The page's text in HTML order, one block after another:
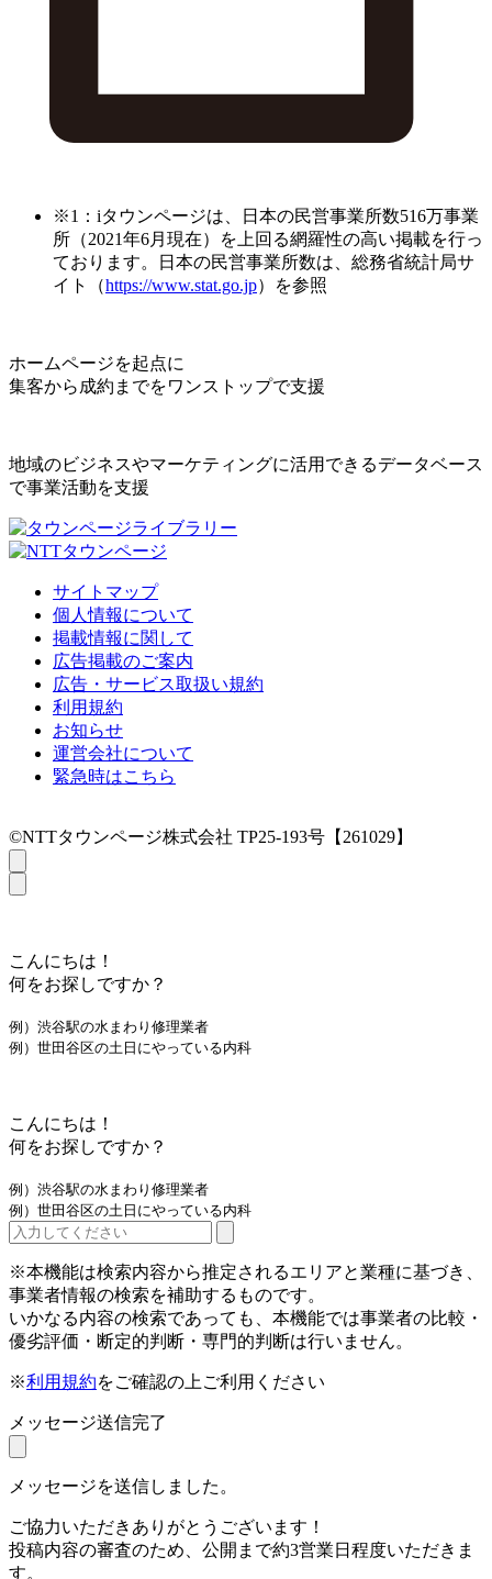
※1：iタウンページは、日本の民営事業所数516万事業
所（2021年6月現在）を上回る網羅性の高い掲載を行っ
ております。日本の民営事業所数は、総務省統計局サ
イト（https://www.stat.go.jp）を参照
ホームページを起点に
集客から成約までをワンストップで支援
地域のビジネスやマーケティングに活用できるデータベース
で事業活動を支援
サイトマップ
個人情報について
掲載情報に関して
広告掲載のご案内
広告・サービス取扱い規約
利用規約
お知らせ
運営会社について
緊急時はこちら
©NTTタウンページ株式会社 TP25-193号【261029】
こんにちは！
何をお探しですか？
例）渋谷駅の水まわり修理業者
例）世田谷区の土日にやっている内科
こんにちは！
何をお探しですか？
例）渋谷駅の水まわり修理業者
例）世田谷区の土日にやっている内科
※本機能は検索内容から推定されるエリアと業種に基づき、
事業者情報の検索を補助するものです。
いかなる内容の検索であっても、本機能では事業者の比較・
優劣評価・断定的判断・専門的判断は行いません。
※利用規約をご確認の上ご利用ください
メッセージ送信完了
メッセージを送信しました。
ご協力いただきありがとうございます！
投稿内容の審査のため、公開まで約3営業日程度いただきま
す。